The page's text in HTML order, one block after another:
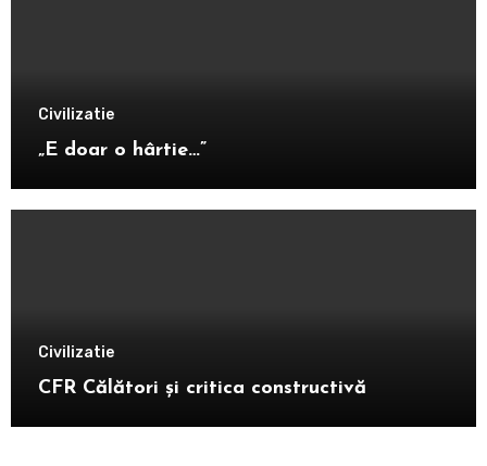
Civilizatie
„E doar o hârtie…”
Civilizatie
CFR Călători și critica constructivă